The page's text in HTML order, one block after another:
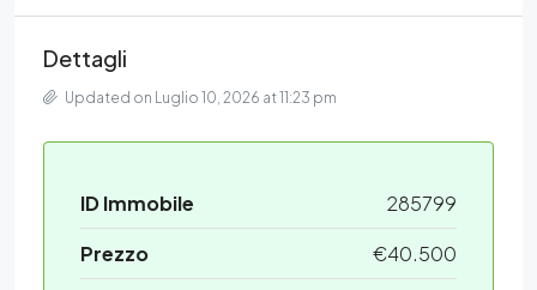
Dettagli
Updated on Luglio 10, 2026 at 11:23 pm
ID Immobile
285799
Prezzo
€40.500